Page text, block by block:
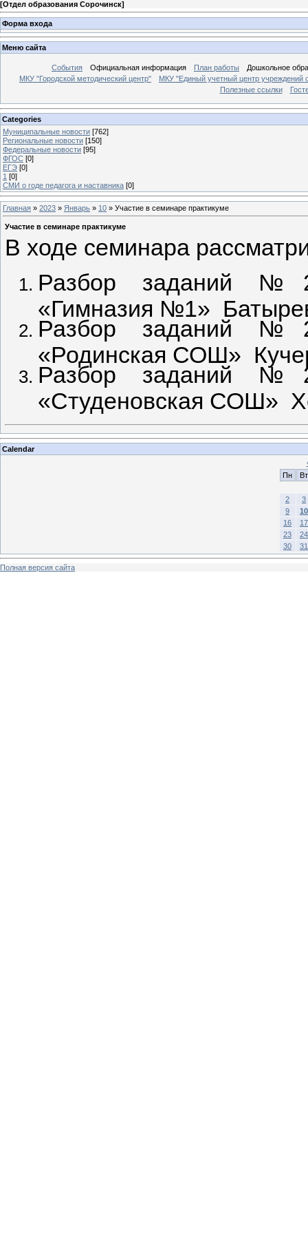
[Отдел образования Сорочинск]
Форма входа
Меню сайта
События Официальная информация План работы
Дошкольное
МКУ "Городской методический центр"
МКУ "Единый учетный центр учреждений
Полезные ссылки
Categories
Муниципальные новости [762]
Региональные новости [150]
Федеральные новости [95]
ФГОС [0]
ЕГЭ [0]
1 [0]
СМИ о годе педагога и наставника [0]
Главная » 2023 » Январь » 10 » Участие в семинаре практикуме
Участие в семинаре практикуме
В ходе семинара
Разбор заданий
«Гимназия №1»
Разбор заданий
«Родинская СОШ»
Разбор заданий
«Студеновская СОШ»
Calendar
Пн
Вт
2
3
9
10
16
17
23
24
30
31
Полная версия сайта